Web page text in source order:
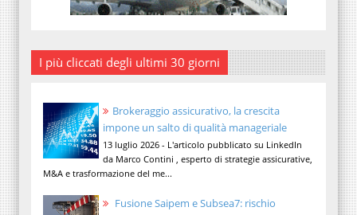
I più cliccati degli ultimi 30 giorni
Brokeraggio assicurativo, la crescita
impone un salto di qualità manageriale
13 luglio 2026 - L'articolo pubblicato su LinkedIn
da Marco Contini , esperto di strategie assicurative,
M&A e trasformazione del me...
Fusione Saipem e Subsea7: rischio